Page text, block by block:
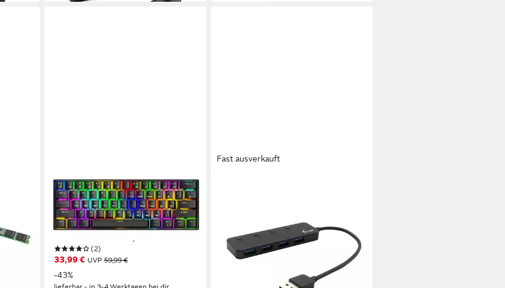
GOLDSTERN-TECH
CX23 Kompakte 61-Tasten Kabelose
Gaming-Tastatur (mit 3
Verbindungsmodi, RGB, Blue
(2)
33,99 € UVP59,99 €
-43%
Fast ausverkauft
ab 17,77 €
lieferbar - in 2-3 Werktagen bei dir